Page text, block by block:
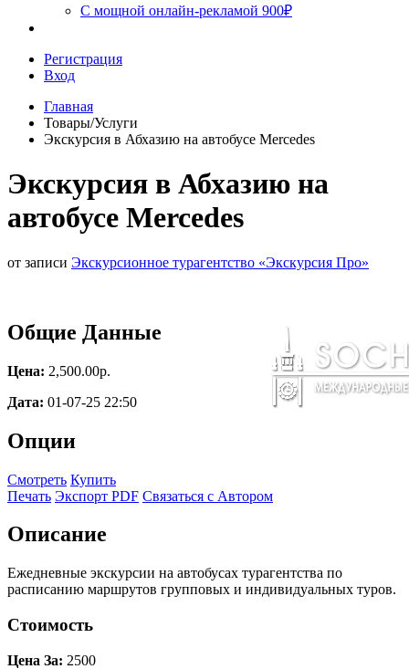
С мощной онлайн-рекламой 900₽
Регистрация
Вход
Главная
Товары/Услуги
Экскурсия в Абхазию на автобусе Mercedes
Экскурсия в Абхазию на
автобусе Mercedes
от записи Экскурсионное турагентство «Экскурсия Про»
Общие Данные
Цена: 2,500.00p.
Дата: 01-07-25 22:50
Опции
Смотреть Купить
Печать Экспорт PDF Связаться с Автором
Описание
Ежедневные экскурсии на автобусах турагентства по
расписанию маршрутов групповых и индивидуальных туров.
Стоимость
Цена За: 2500